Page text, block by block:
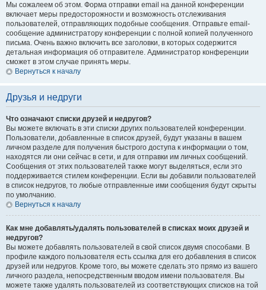
Мы сожалеем об этом. Форма отправки email на данной конференции
включает меры предосторожности и возможность отслеживания
пользователей, отправляющих подобные сообщения. Отправьте email-
сообщение администратору конференции с полной копией полученного
письма. Очень важно включить все заголовки, в которых содержится
детальная информация об отправителе. Администратор конференции
сможет в этом случае принять меры.
Вернуться к началу
Друзья и недруги
Что означают списки друзей и недругов?
Вы можете включать в эти списки других пользователей конференции.
Пользователи, добавленные в список друзей, будут указаны в вашем
личном разделе для получения быстрого доступа к информации о том,
находятся ли они сейчас в сети, и для отправки им личных сообщений.
Сообщения от этих пользователей также могут выделяться, если это
поддерживается стилем конференции. Если вы добавили пользователей
в список недругов, то любые отправленные ими сообщения будут скрыты
по умолчанию.
Вернуться к началу
Как мне добавлять/удалять пользователей в списках моих друзей и
недругов?
Вы можете добавлять пользователей в свой список двумя способами. В
профиле каждого пользователя есть ссылка для его добавления в список
друзей или недругов. Кроме того, вы можете сделать это прямо из вашего
личного раздела, непосредственным вводом имени пользователя. Вы
можете также удалять пользователей из соответствующих списков на той